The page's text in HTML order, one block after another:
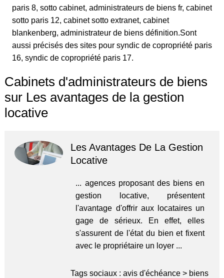
paris 8, sotto cabinet, administrateurs de biens fr, cabinet
sotto paris 12, cabinet sotto extranet, cabinet
blankenberg, administrateur de biens définition.Sont
aussi précisés des sites pour syndic de copropriété paris
16, syndic de copropriété paris 17.
Cabinets d'administrateurs de biens
sur Les avantages de la gestion
locative
Les Avantages De La Gestion
Locative
... agences proposant des biens en
gestion locative, présentent
l'avantage d'offrir aux locataires un
gage de sérieux. En effet, elles
s'assurent de l'état du bien et fixent
avec le propriétaire un loyer ...
Tags sociaux :avis d'échéance > biens